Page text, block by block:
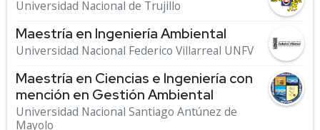
Universidad Nacional de Trujillo
Maestría en Ingeniería Ambiental
Universidad Nacional Federico Villarreal UNFV
Maestría en Ciencias e Ingeniería con
mención en Gestión Ambiental
Universidad Nacional Santiago Antúnez de
Mayolo